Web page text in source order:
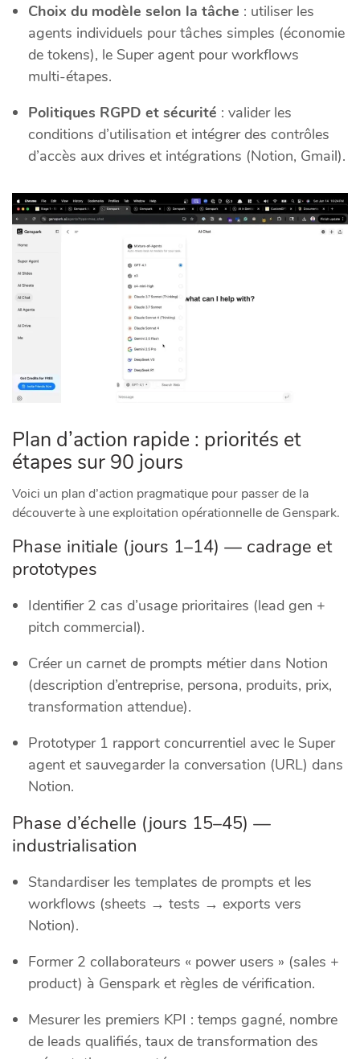
Choix du modèle selon la tâche : utiliser les
agents individuels pour tâches simples (économie
de tokens), le Super agent pour workflows
multi‑étapes.
Politiques RGPD et sécurité : valider les
conditions d’utilisation et intégrer des contrôles
d’accès aux drives et intégrations (Notion, Gmail).
Plan d’action rapide : priorités et
étapes sur 90 jours
Voici un plan d’action pragmatique pour passer de la
découverte à une exploitation opérationnelle de Genspark.
Phase initiale (jours 1–14) — cadrage et
prototypes
Identifier 2 cas d’usage prioritaires (lead gen +
pitch commercial).
Créer un carnet de prompts métier dans Notion
(description d’entreprise, persona, produits, prix,
transformation attendue).
Prototyper 1 rapport concurrentiel avec le Super
agent et sauvegarder la conversation (URL) dans
Notion.
Phase d’échelle (jours 15–45) —
industrialisation
Standardiser les templates de prompts et les
workflows (sheets → tests → exports vers
Notion).
Former 2 collaborateurs « power users » (sales +
product) à Genspark et règles de vérification.
Mesurer les premiers KPI : temps gagné, nombre
de leads qualifiés, taux de transformation des